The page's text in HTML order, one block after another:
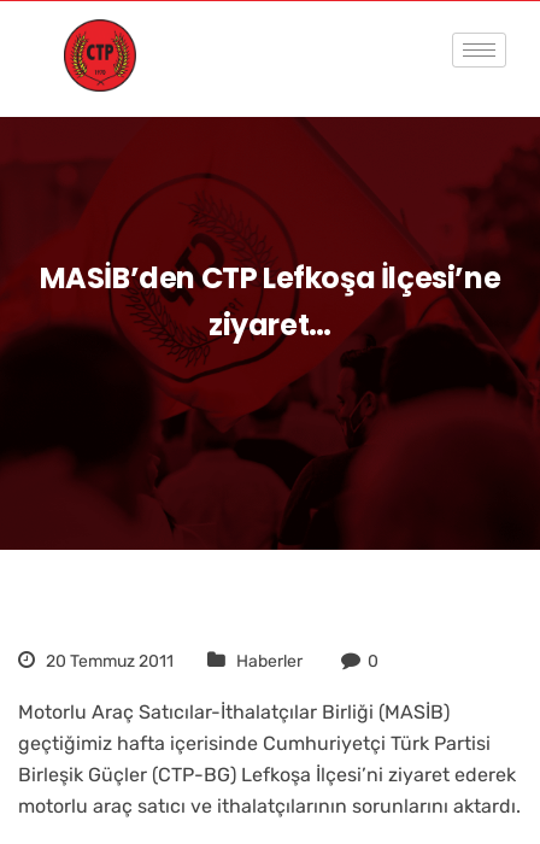
MASİB’den CTP Lefkoşa İlçesi’ne
ziyaret…
20 Temmuz 2011 Haberler 0
Motorlu Araç Satıcılar-İthalatçılar Birliği (MASİB)
geçtiğimiz hafta içerisinde Cumhuriyetçi Türk Partisi
Birleşik Güçler (CTP-BG) Lefkoşa İlçesi’ni ziyaret ederek
motorlu araç satıcı ve ithalatçılarının sorunlarını aktardı.